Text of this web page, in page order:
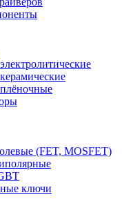
(FET, MOSFET)
ключи